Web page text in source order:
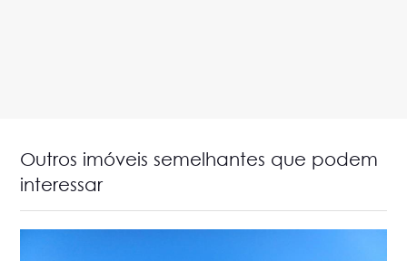
Outros imóveis semelhantes que podem
interessar